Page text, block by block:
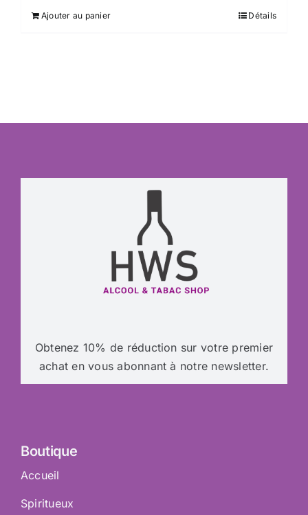
Ajouter au panier Détails
Obtenez 10% de réduction sur votre premier
achat en vous abonnant à notre newsletter.
Boutique
Accueil
Spiritueux